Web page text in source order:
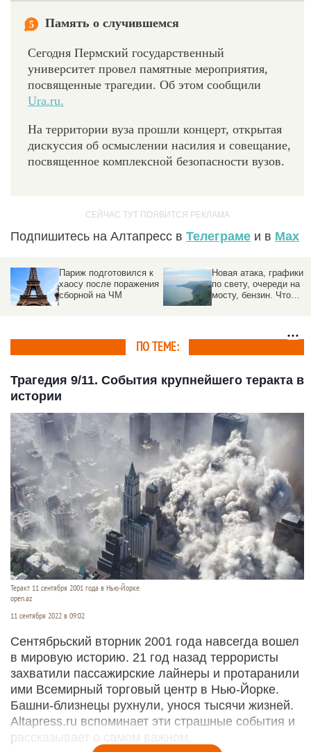
5 Память о случившемся
Сегодня Пермский государственный
университет провел памятные мероприятия,
посвященные трагедии. Об этом сообщили
Ura.ru.
На территории вуза прошли концерт, открытая
дискуссия об осмыслении насилия и совещание,
посвященное комплексной безопасности вузов.
Подпишитесь на Алтапресс в Телеграме и в Max
Новая атака, графики
по свету, очереди на
мосту, бензин. Что
Спецслужбы
предотвратили удар по
стратегическому
ПО ТЕМЕ:
Трагедия 9/11. События крупнейшего теракта в
истории
Теракт 11 сентября 2001 года в Нью-Йорке.
open.az
11 сентября 2022 в 09:02
Сентябрьский вторник 2001 года навсегда вошел
в мировую историю. 21 год назад террористы
захватили пассажирские лайнеры и протаранили
ими Всемирный торговый центр в Нью-Йорке.
Башни-близнецы рухнули, унося тысячи жизней.
Altapress.ru вспоминает эти страшные события и
рассказывает о самом важном.